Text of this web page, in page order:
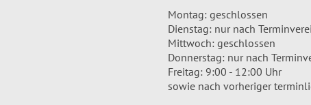
Montag: geschlossen
Dienstag: nur nach
Mittwoch: geschlossen
Donnerstag: nur nach
Freitag: 9:00 - 12:00 Uhr
sowie nach vorheriger